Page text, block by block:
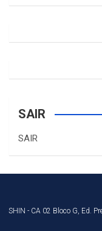
SAIR
SAIR
SHIN - CA 02 Bloco G, Ed.